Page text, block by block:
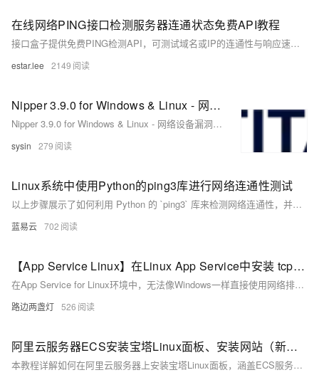
在线网络PING接口检测服务器连通状态免费API教程
接口盒子提供免费PING检测API，可测试域名或IP的连通性与响应速度，支持指定地域节点，适用于服务器运维和网络监控。
estar.lee 2149
Nipper 3.9.0 for Windows & Linux - 网络设备漏洞评估
Nipper 3.9.0 for Windows & Linux - 网络设备漏洞评估
sysin 279
Linux系统中使用Python的ping3库进行网络连通性测试
以上步骤展示了如何利用 Python 的 `ping3` 库来检测网络连通性，并且提供了基本错误处理方法以确保程序能够优雅地处理各种意外情形。通过简洁明快、易读易懂、实操性强等特点使得该方法非常适合开发者或系统管理员快速集成至自动化工具链之内进行日常运维任务之需求满足。
蓝易云 702
【App Service Linux】在Linux App Service中安装 tcpdump 并抓取网络包
在App Service for Linux环境中，无法像Windows一样直接使用网络排查工具抓包。本文介绍了如何通过TCPDUMP在Linux环境下抓取网络包，包括SSH进入容器、安装tcpdump、执行抓包命令及下载分析文件的完整操作步骤。
路边两盏灯 526
阿里云服务器ECS安装宝塔Linux面板、安装网站（新手图文教程）
本教程详解如何在阿里云服务器上安装宝塔Linux面板，涵盖ECS服务器手动安装步骤，包括系统准备、远程连接、安装命令执行、端口开放及LNMP环境部署，手把手引导用户快速搭建网站环境。